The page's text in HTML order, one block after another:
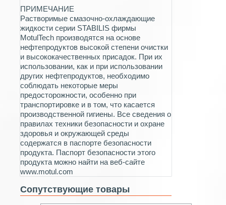
ПРИМЕЧАНИЕ
Растворимые смазочно-охлаждающие
жидкости серии STABILIS фирмы
MotulTech производятся на основе
нефтепродуктов высокой степени очистки
и высококачественных присадок. При их
использовании, как и при использовании
других нефтепродуктов, необходимо
соблюдать некоторые меры
предосторожности, особенно при
транспортировке и в том, что касается
производственной гигиены. Все сведения о
правилах техники безопасности и охране
здоровья и окружающей среды
содержатся в паспорте безопасности
продукта. Паспорт безопасности этого
продукта можно найти на веб-сайте
www.motul.com
Сопутствующие товары